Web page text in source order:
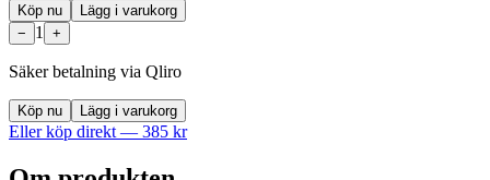
Köp nu
Lägg i varukorg
−
1 +
Säker betalning via Qliro
Köp nu Lägg i varukorg
Eller köp direkt — 385 kr